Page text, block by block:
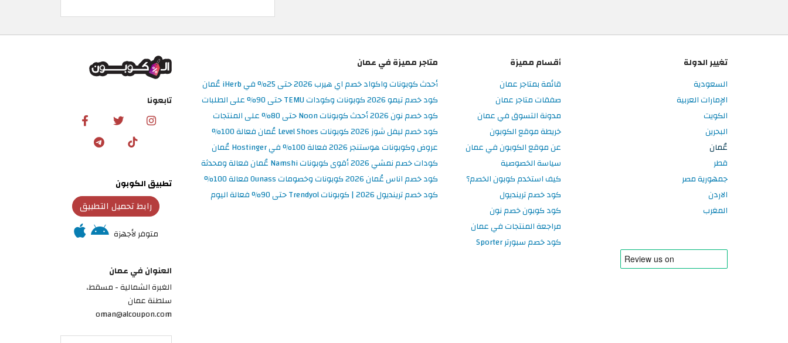
تغيير الدولة
السعودية
الإمارات العربية
الكويت
البحرين
عُمان
قطر
جمهورية مصر
الاردن
المغرب
أقسام مميزة
قائمة بمتاجر عمان
صفقات متاجر عمان
مدونة التسوق في عمان
خريطة موقع الكوبون
عن موقع الكوبون في عمان
سياسة الخصوصية
كيف استخدم كوبون الخصم؟
كود خصم ترينديول
كود كوبون خصم نون
مراجعة المنتجات في عمان
كود خصم سبورتر Sporter
متاجر مميزة في عمان
أحدث كوبونات واكواد خصم اي هيرب 2026 حتى 25% في iHerb عُمان
كود خصم تيمو 2026 كوبونات وكودات TEMU حتى 90% على الطلبات
كود خصم نون 2026 أحدث كوبونات Noon حتى 80% على المنتجات
كود خصم ليفل شوز 2026 كوبونات Level Shoes عُمان فعالة 100%
عروض وكوبونات هوستنجر 2026 فعالة 100% في Hostinger عُمان
كودات خصم نمشي 2026 أقوى كوبونات Namshi عُمان فعالة ومحدثة
كود خصم اناس عُمان 2026 كوبونات وخصومات Ounass فعالة 100%
كود خصم ترينديول 2026 | كوبونات Trendyol حتى 90% فعالة اليوم
تابعونا
تطبيق الكوبون
رابط تحميل التطبيق
متوفر لأجهزة
العنوان في عمان
الغبرة الشمالية - مسقط،
سلطنة عمان
oman@alcoupon.com